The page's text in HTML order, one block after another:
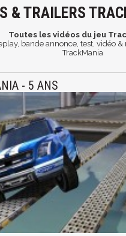
& TRAILERS
Toutes les vidéos du jeu
bande annonce, test, vidéo
TrackMania
- 5 ANS